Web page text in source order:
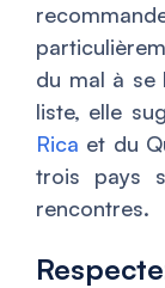
du mal à se
liste, elle
Rica et du
trois pays
rencontres.